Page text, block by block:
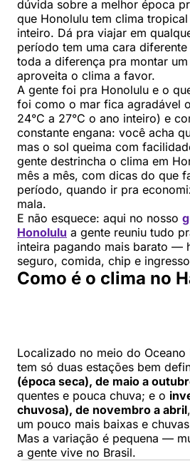
dúvida sobre a melhor época
que Honolulu tem clima
inteiro. Dá pra viajar em
período tem uma cara
toda a diferença pra montar
aproveita o clima a favor.
A gente foi pra Honolulu e o
foi como o mar fica agradável
24°C a 27°C o ano inteiro) e
constante engana: você acha
mas o sol queima com
gente destrincha o clima em
mês a mês, com dicas do que
período, quando ir pra
mala.
E não esquece: aqui no nosso
Honolulu a gente reuniu tudo
inteira pagando mais barato —
seguro, comida, chip e
Como é o clima no
Localizado no meio do
tem só duas estações bem
(época seca), de maio a
quentes e pouca chuva; e o
chuvosa), de novembro a abril
um pouco mais baixas e
Mas a variação é pequena —
a gente vive no Brasil.